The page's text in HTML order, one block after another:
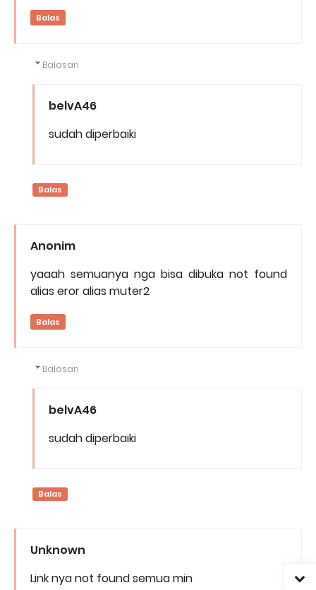
Balas
Balasan
belvA46
sudah diperbaiki
Balas
Anonim
yaaah semuanya nga bisa dibuka not found
alias eror alias muter2
Balas
Balasan
belvA46
sudah diperbaiki
Balas
Unknown
Link nya not found semua min